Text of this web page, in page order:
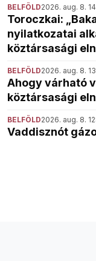
BELFÖLD2026. aug. 8.
Toroczkai:
nyilatkozatai
köztársasági
BELFÖLD2026. aug. 8.
Ahogy várható
köztársasági
BELFÖLD2026. aug. 8.
Vaddisznót